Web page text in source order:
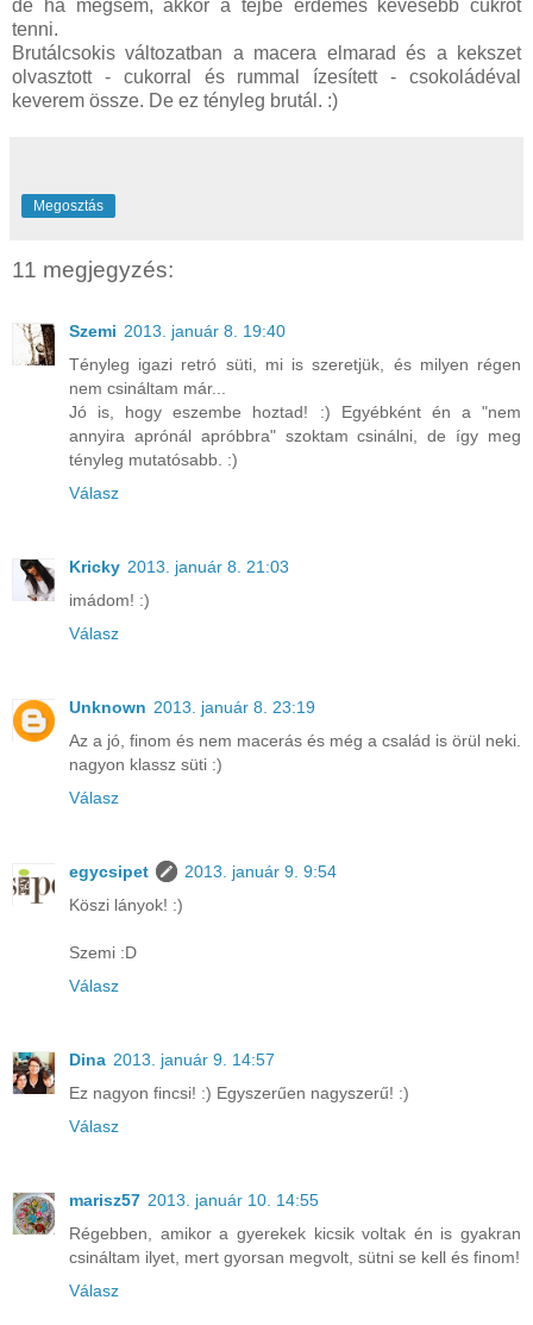
de ha mégsem, akkor a tejbe érdemes kevesebb cukrot
tenni.
Brutálcsokis változatban a macera elmarad és a kekszet
olvasztott - cukorral és rummal ízesített - csokoládéval
keverem össze. De ez tényleg brutál. :)
Megosztás
11 megjegyzés:
Szemi 2013. január 8. 19:40
Tényleg igazi retró süti, mi is szeretjük, és milyen régen
nem csináltam már...
Jó is, hogy eszembe hoztad! :) Egyébként én a "nem
annyira aprónál apróbbra" szoktam csinálni, de így meg
tényleg mutatósabb. :)
Válasz
Kricky 2013. január 8. 21:03
imádom! :)
Válasz
Unknown 2013. január 8. 23:19
Az a jó, finom és nem macerás és még a család is örül neki.
nagyon klassz süti :)
Válasz
egycsipet
2013. január 9. 9:54
Köszi lányok! :)
Szemi :D
Válasz
Dina 2013. január 9. 14:57
Ez nagyon fincsi! :) Egyszerűen nagyszerű! :)
Válasz
marisz57 2013. január 10. 14:55
Régebben, amikor a gyerekek kicsik voltak én is gyakran
csináltam ilyet, mert gyorsan megvolt, sütni se kell és finom!
Válasz